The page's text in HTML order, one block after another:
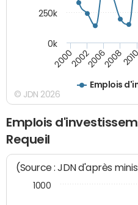
Emplois
20002002200620082010
0k
250k
© JDN 2026
Emplois
Requeil
(Source : JDN d'après
1000